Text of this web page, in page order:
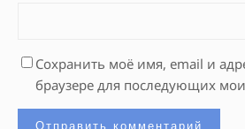
Сохранить моё имя, email и
браузере для последующих